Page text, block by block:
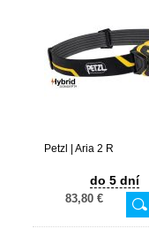
Petzl | Aria 2 R
do 5 dní
83,80 €